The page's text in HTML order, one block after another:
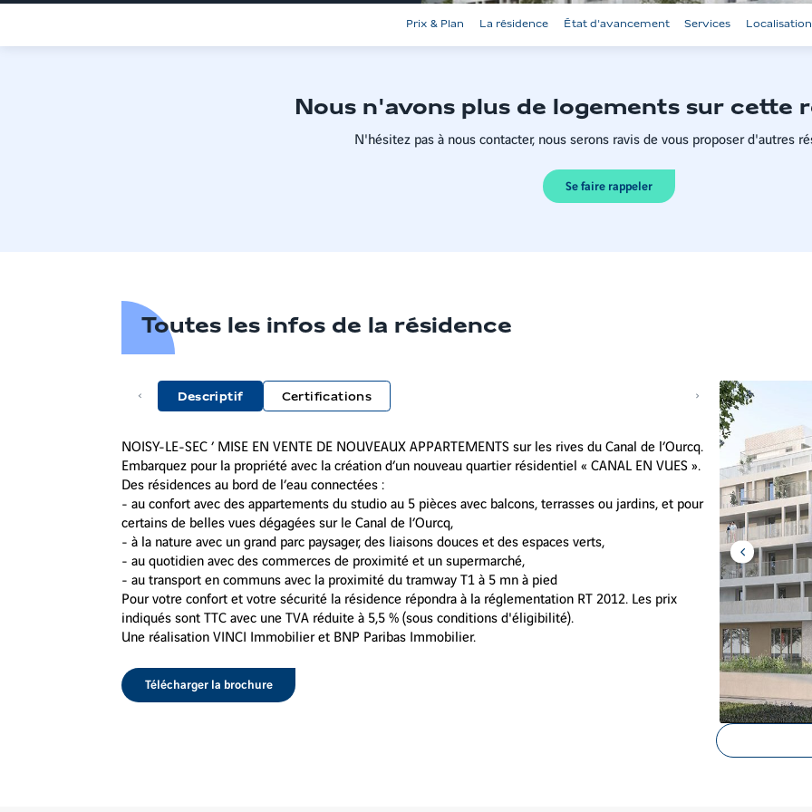
Prix & Plan La résidence État d'avancement Services Localisation
Nous n'avons plus de logements sur cette
N'hésitez pas à nous contacter, nous serons ravis de vous proposer d'autres
Se faire rappeler
Toutes les infos de la résidence
Descriptif Certifications
NOISY-LE-SEC ’ MISE EN VENTE DE NOUVEAUX APPARTEMENTS sur les rives du Canal de l’Ourcq.
Embarquez pour la propriété avec la création d’un nouveau quartier résidentiel « CANAL EN VUES ».
Des résidences au bord de l’eau connectées :
- au confort avec des appartements du studio au 5 pièces avec balcons, terrasses ou jardins, et pour
certains de belles vues dégagées sur le Canal de l’Ourcq,
- à la nature avec un grand parc paysager, des liaisons douces et des espaces verts,
- au quotidien avec des commerces de proximité et un supermarché,
- au transport en communs avec la proximité du tramway T1 à 5 mn à pied
Pour votre confort et votre sécurité la résidence répondra à la réglementation RT 2012. Les prix
indiqués sont TTC avec une TVA réduite à 5,5 % (sous conditions d'éligibilité).
Une réalisation VINCI Immobilier et BNP Paribas Immobilier.
Télécharger la brochure
Aller
à
l'item
précédent